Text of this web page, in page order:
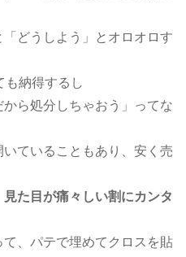
どうしよう」とオロオロす
も納得するし
ら処分しちゃおう」ってな
ていることもあり、安く売
見た目が痛々しい割にカンタ
、パテで埋めてクロスを貼